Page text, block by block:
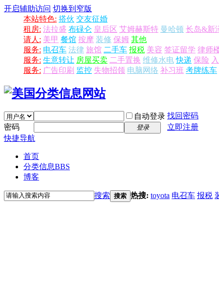
开启辅助访问 切换到窄版
本站特色: 搭伙 交友征婚
租房: 法拉盛 布碌仑 皇后区 艾姆赫斯特 曼哈顿 长岛&新
请人: 美甲 餐馆 按摩 装修 保姆 其他
服务: 电召车 法律 旅馆 二手车 报税 美容 签证留学 律师
服务: 生意转让 房屋买卖 二手置换 维修水电 快递 保险
服务: 广告印刷 监控 失物招领 电脑网络 补习班 考牌练车
自动登录 找回密码
密码
登录
立即注册
快捷导航
首页
分类信息BBS
博客
搜索 搜索 热搜: toyota 电召车 报税